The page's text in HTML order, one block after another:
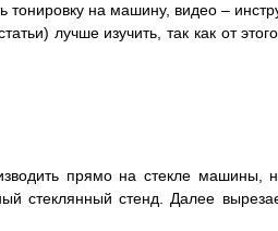
тонировку на машину, видео –
лучше изучить, так как от
прямо на стекле машины,
стеклянный стенд. Далее